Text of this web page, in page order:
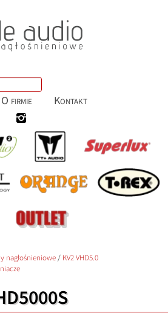
O firmie
Kontakt
nagłośnieniowe/ KV2 VHD5.0